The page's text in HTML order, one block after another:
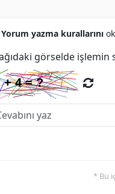
Yorum yazma kurallarını
görselde işlemin
* Bu